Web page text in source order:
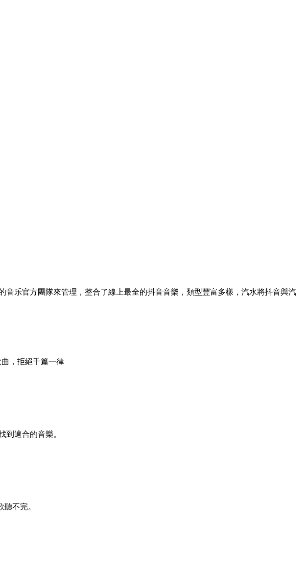
音乐官方團隊來管理，整合了線上最全的抖音音樂，類型豐富多樣，汽水將抖音與汽
，拒絕千篇一律
到適合的音樂。
不完。